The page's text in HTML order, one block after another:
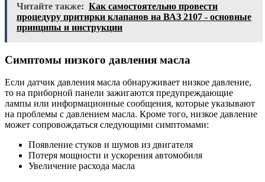
Читайте также: Как самостоятельно провести
процедуру притирки клапанов на ВАЗ 2107 - основные
принципы и инструкции
Симптомы низкого давления масла
Если датчик давления масла обнаруживает низкое давление,
то на приборной панели зажигаются предупреждающие
лампы или информационные сообщения, которые указывают
на проблемы с давлением масла. Кроме того, низкое давление
может сопровождаться следующими симптомами:
Появление стуков и шумов из двигателя
Потеря мощности и ускорения автомобиля
Увеличение расхода масла